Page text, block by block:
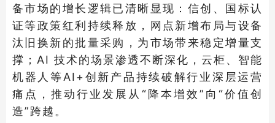
备市场的增长逻辑已清晰显现：信创、国标认
证等政策红利持续释放，网点新增布局与设备
汰旧换新的批量采购，为市场带来稳定增量支
撑；AI 技术的场景渗透不断深化，云柜、智能
机器人等AI+创新产品持续破解行业深层运营
痛点，推动行业发展从“降本增效”向“价值创
造”跨越。